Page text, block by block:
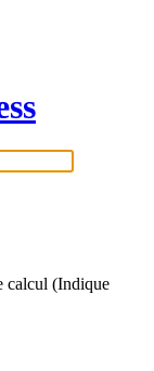
calcul (Indique